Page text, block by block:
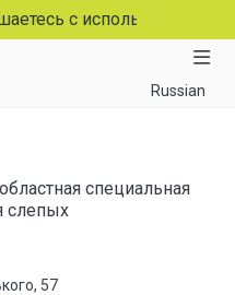
с использованием
Russian
специальная
слепых
57